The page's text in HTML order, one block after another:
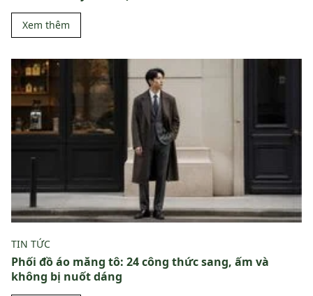
Xem thêm
TIN TỨC
Phối đồ áo măng tô: 24 công thức sang, ấm và
không bị nuốt dáng